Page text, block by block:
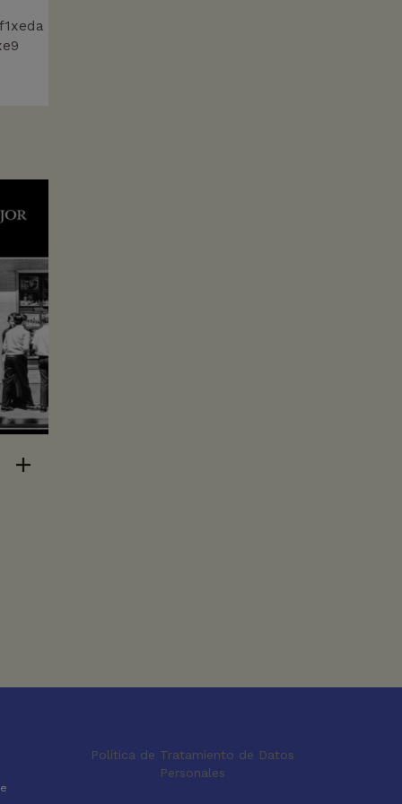
Política de Tratamiento de Datos
Personales